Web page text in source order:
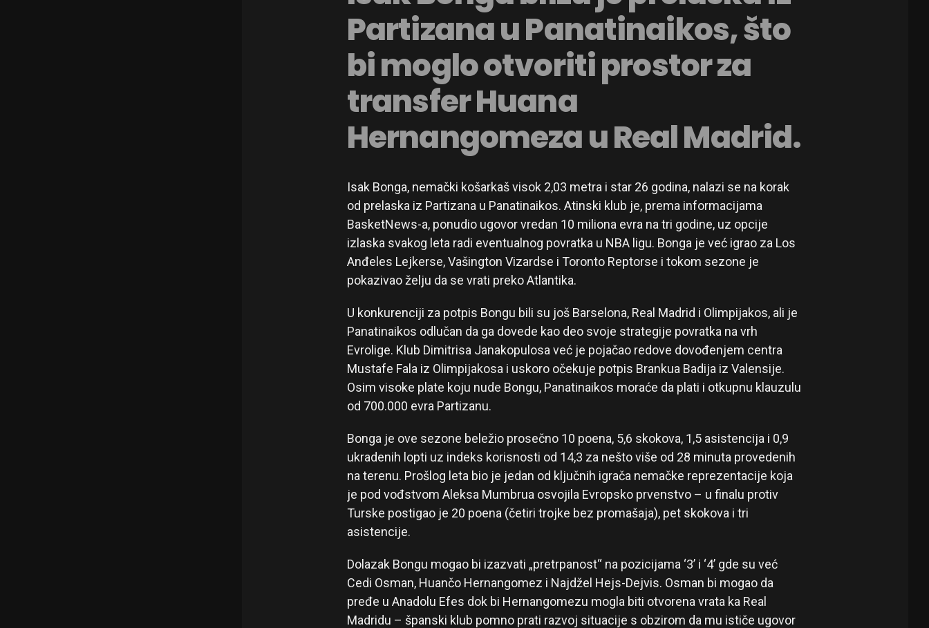
Partizana u Panatinaikos, što
bi moglo otvoriti prostor za
transfer Huana
Hernangomeza u Real Madrid.
Isak Bonga, nemački košarkaš visok 2,03 metra i star 26 godina, nalazi se na korak
od prelaska iz Partizana u Panatinaikos. Atinski klub je, prema informacijama
BasketNews-a, ponudio ugovor vredan 10 miliona evra na tri godine, uz opcije
izlaska svakog leta radi eventualnog povratka u NBA ligu. Bonga je već igrao za Los
Anđeles Lejkerse, Vašington Vizardse i Toronto Reptorse i tokom sezone je
pokazivao želju da se vrati preko Atlantika.
U konkurenciji za potpis Bongu bili su još Barselona, Real Madrid i Olimpijakos, ali je
Panatinaikos odlučan da ga dovede kao deo svoje strategije povratka na vrh
Evrolige. Klub Dimitrisa Janakopulosa već je pojačao redove dovođenjem centra
Mustafe Fala iz Olimpijakosa i uskoro očekuje potpis Brankua Badija iz Valensije.
Osim visoke plate koju nude Bongu, Panatinaikos moraće da plati i otkupnu klauzulu
od 700.000 evra Partizanu.
Bonga je ove sezone beležio prosečno 10 poena, 5,6 skokova, 1,5 asistencija i 0,9
ukradenih lopti uz indeks korisnosti od 14,3 za nešto više od 28 minuta provedenih
na terenu. Prošlog leta bio je jedan od ključnih igrača nemačke reprezentacije koja
je pod vođstvom Aleksa Mumbrua osvojila Evropsko prvenstvo – u finalu protiv
Turske postigao je 20 poena (četiri trojke bez promašaja), pet skokova i tri
asistencije.
Dolazak Bongu mogao bi izazvati „pretrpanost“ na pozicijama ‘3’ i ‘4’ gde su već
Cedi Osman, Huančo Hernangomez i Najdžel Hejs-Dejvis. Osman bi mogao da
pređe u Anadolu Efes dok bi Hernangomezu mogla biti otvorena vrata ka Real
Madridu – španski klub pomno prati razvoj situacije s obzirom da mu ističe ugovor